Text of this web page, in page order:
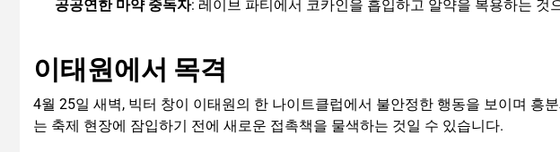
공공연한 마약 중독자: 레이브 파티에서 코카인을 흡입하고 알약을 복용하는 것
이태원에서 목격
4월 25일 새벽, 빅터 창이 이태원의 한 나이트클럽에서 불안정한 행동을 보이며 흥
는 축제 현장에 잠입하기 전에 새로운 접촉책을 물색하는 것일 수 있습니다.